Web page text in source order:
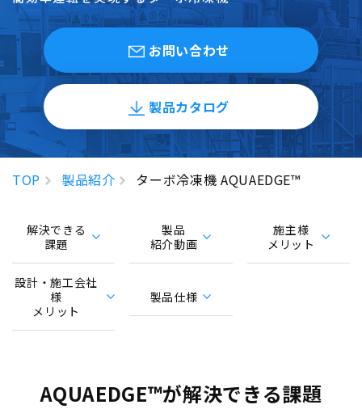
お問い合わせ
製品カタログ
TOP 製品紹介 ターボ冷凍機 AQUAEDGE™
解決できる
課題
製品
紹介動画
施主様
メリット
設計・施工会社
様
メリット
製品仕様
AQUAEDGE™が解決できる課題